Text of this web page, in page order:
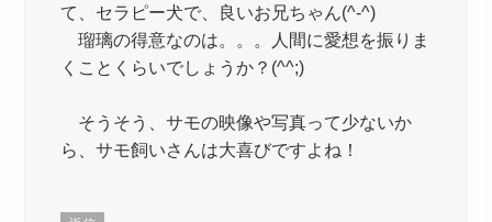
て、セラピー犬で、良いお兄ちゃん(^-^)
瑠璃の得意なのは。。。人間に愛想を振りま
くことくらいでしょうか？(^^;)
そうそう、サモの映像や写真って少ないか
ら、サモ飼いさんは大喜びですよね！